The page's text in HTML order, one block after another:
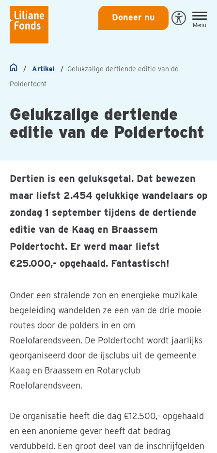
Liliane
Fonds
Doneer nu
Open
Menu
Home
Artikel
Gelukzalige dertiende editie van de
Poldertocht
Gelukzalige dertiende
editie van de Poldertocht
Dertien is een geluksgetal. Dat bewezen
maar liefst 2.454 gelukkige wandelaars op
zondag 1 september tijdens de dertiende
editie van de Kaag en Braassem
Poldertocht. Er werd maar liefst
€25.000,- opgehaald. Fantastisch!
Onder een stralende zon en energieke muzikale
begeleiding wandelden ze een van de drie mooie
routes door de polders in en om
Roelofarendsveen. De Poldertocht wordt jaarlijks
georganiseerd door de ijsclubs uit de gemeente
Kaag en Braassem en Rotaryclub
Roelofarendsveen.
De organisatie heeft die dag €12.500,- opgehaald
en een anonieme gever heeft dat bedrag
verdubbeld. Een groot deel van de inschrijfgelden